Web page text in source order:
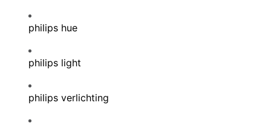
philips hue
philips light
philips verlichting